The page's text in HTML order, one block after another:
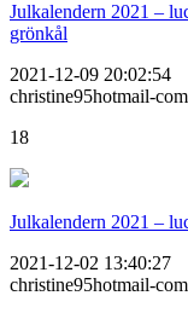
Julkalendern 2021 –
grönkål
2021-12-09 20:02:54
christine95hotmail-com
18
Julkalendern 2021 –
2021-12-02 13:40:27
christine95hotmail-com